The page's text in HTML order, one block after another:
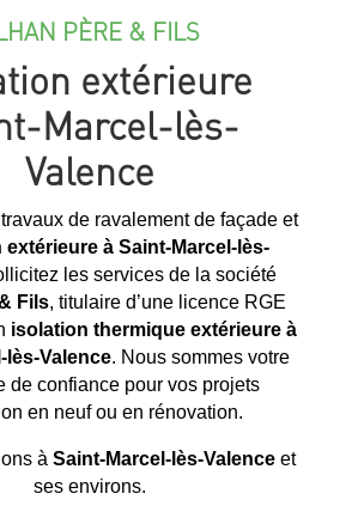
PÈRE & FILS
extérieure
Marcel-lès-
Valence
de ravalement de façade et
extérieure à Saint-Marcel-lès-
les services de la société
Fils, titulaire d’une licence RGE
isolation thermique extérieure à
lès-Valence. Nous sommes votre
de confiance pour vos projets
en neuf ou en rénovation.
àSaint-Marcel-lès-Valence et
ses environs.